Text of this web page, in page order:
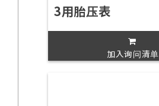
3用胎压表
加入询问清单